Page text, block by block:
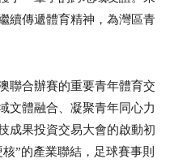
續傳遞體育精神，為灣區青
聯合辦賽的重要青年體育交
文體融合、凝聚青年同心力
成果投資交易大會的啟動初
”的產業聯結，足球賽事則